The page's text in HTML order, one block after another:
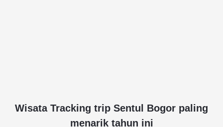
Wisata Tracking trip Sentul Bogor paling
menarik tahun ini